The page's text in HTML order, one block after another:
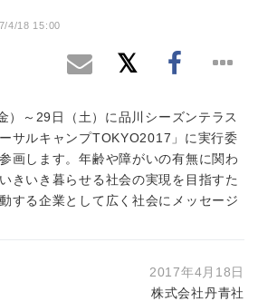
4/18 15:00
）～29日（土）に品川シーズンテラス
サルキャンプTOKYO2017」に実行委
画します。年齢や障がいの有無に関わ
きいき暮らせる社会の実現を目指すた
する企業として広く社会にメッセージ
2017年4月18日
株式会社丹青社